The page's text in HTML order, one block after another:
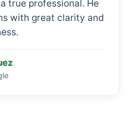
true professional. He
with great clarity and